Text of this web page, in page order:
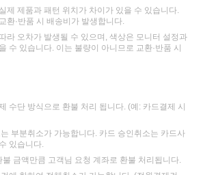
제 제품과 패턴 위치가 차이가 있을 수 있습니다.
환·반품 시 배송비가 발생합니다.
라 오차가 발생될 수 있으며, 색상은 모니터 설정과
수 있습니다. 이는 불량이 아니므로 교환·반품 시
수단 방식으로 환불 처리 됩니다. (예: 카드결제 시
부분취소가 가능합니다. 카드 승인취소는 카드사
있습니다.
금액만큼 고객님 요청 계좌로 환불 처리됩니다.